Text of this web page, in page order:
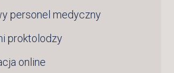
personel medyczny
proktolodzy
online